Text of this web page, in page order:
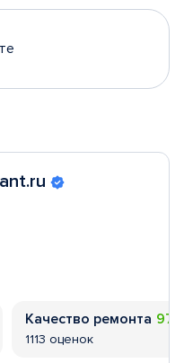
Качество ремонта
1113 оценок